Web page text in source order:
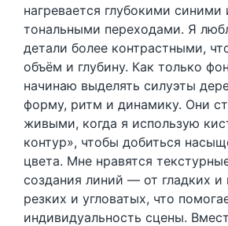
нагревается глубокими
тональными переходами. Я
детали более контрастными,
объём и глубину. Как только
начинаю выделять силуэты
форму, ритм и динамику. Они
живыми, когда я использую
контур», чтобы добиться
цвета. Мне нравятся
создания линий — от гладких и
резких и угловатых, что
индивидуальность сцены.